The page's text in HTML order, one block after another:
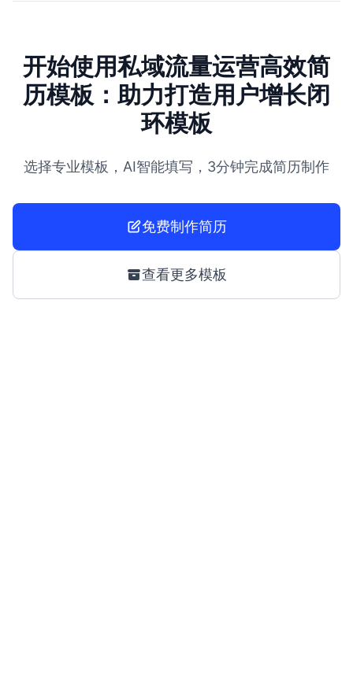
开始使用私域流量运营高效简
历模板：助力打造用户增长闭
环模板
选择专业模板，AI智能填写，3分钟完成简历制作
免费制作简历
查看更多模板